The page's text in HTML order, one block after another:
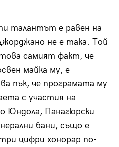
талантът е равен на
не е така. Той
самият факт, че
майка му, е
пък, че програмата му
с участия на
Юндола, Панагюрски
бани, също е
цифри хонорар по-